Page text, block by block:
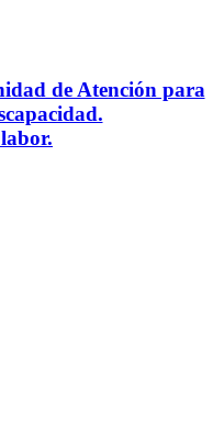
de Atención para